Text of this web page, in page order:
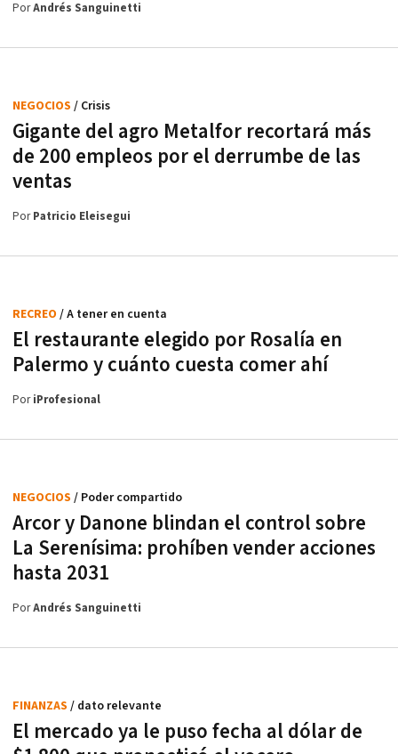
PorAndrés Sanguinetti
Gigante del agro Metalfor recortará más
de 200 empleos por el derrumbe de las
ventas
NEGOCIOS / Crisis
PorPatricio Eleisegui
El restaurante elegido por Rosalía en
Palermo y cuánto cuesta comer ahí
RECREO / A tener en cuenta
PoriProfesional
Arcor y Danone blindan el control sobre
La Serenísima: prohíben vender acciones
hasta 2031
NEGOCIOS / Poder compartido
PorAndrés Sanguinetti
El mercado ya le puso fecha al dólar de
FINANZAS / dato relevante